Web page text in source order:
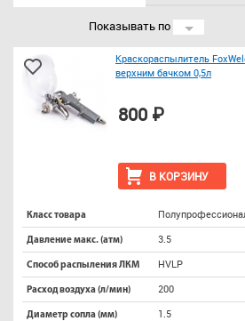
Показывать по 24
Краскораспылитель
верхним бачком 0,5л
В КОРЗИНУ
800 ₽
Класс товара
Давление макс. (атм) 3.5
Способ распыления ЛКМ HVLP
Расход воздуха (л/мин) 200
Диаметр сопла (мм) 1.5